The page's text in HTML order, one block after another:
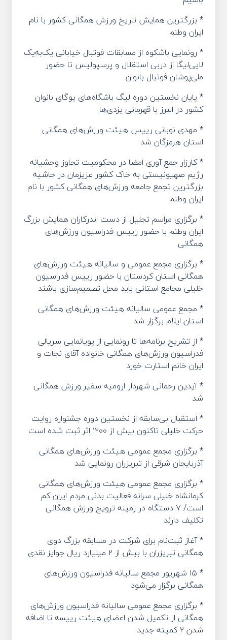
* بزرگترین همایش تاریخ ورزش همگانی کشور با نام
ایران وطنم
* رونمایی باشکوه از مسابقات فوتبال خیابانی یک‌به‌یک
لایی‌لیگا از دربی استقلال و پرسپولیس تا حضور
ملی‌پوشان فوتبال بانوان
* پایان نخستین دوره لیگ باشگاه‌های یوگای بانوان
کشور در البرز با قهرمانی یزدی‌ها
* مهدی نوبانی رییس هیئت ورزش‌های همگانی
استان هرمزگان شد
* کارزار جمع آوری امضا در محکومیت تجاوز وحشیانه
رژیم صهیونیستی به خاک کشور عزیزمان در حاشیه
بزرگترین تجمع جامعه ورزش‌های همگانی کشور با نام
ایران وطنم
* برگزاری مراسم تجلیل از دست اندرکاران همایش بزرگ
ایران وطنم با حضور رییس فدراسیون ورزش‌های
همگانی
* برگزاری مجمع عمومی و سالیانه هیئت ورزش‌های
همگانی استان کردستان با حضور رییس فدراسیون
خلیلی مجامع استانی باید محل تصمیم‌سازی باشند
* مجمع عمومی سالیانه هیئت ورزش‌های همگانی
استان ایلام برگزار شد
* از تشریح برنامه‌ها تا رونمایی از پویانمایی سریالی
فدراسیون ورزش‌های همگانی خانواده‌ آقای نجات و
ایران خانم استارت خورد
* آیدین رحمانی شهردار ارومیه سفیر ورزش همگانی
شد
* استقبال بی‌سابقه از نخستین دوره جشنواره روایت
حرکت خلیلی تاکنون بیش از ۱۲۰۰ اثر ثبت شده است
* برگزاری مجمع عمومی هیئت ورزش‌های همگانی
آذربایجان شرقی از تبریزران رونمایی شد
* برگزاری مجمع عمومی هیئت ورزش‌های همگانی
کرمانشاه خلیلی سرانه فعالیت بدنی مردم ایران کم
است/ ۷ دستگاه در زمینه ترویج ورزش همگانی
تکلیف دارند
* آغاز ثبت‌نام برای شرکت در مسابقه بزرگ دوی
همگانی تبریزران با بیش از ۲ میلیارد ریال جوایز نقدی
* ۱۵ شهریور مجمع سالیانه فدراسیون ورزش‌های
همگانی برگزار می‌شود
* برگزاری مجمع عمومی سالیانه فدراسیون ورزش‌های
همگانی از تکمیل شدن اعضای هیئت رییسه تا اضافه
شدن ۲ کمیته جدید